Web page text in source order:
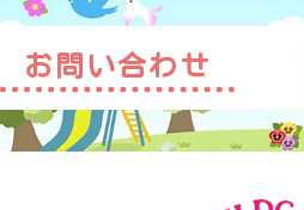
お問い合わせ